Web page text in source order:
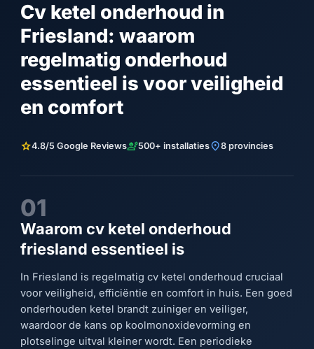
Cv ketel onderhoud in
Friesland: waarom
regelmatig onderhoud
essentieel is voor veiligheid
en comfort
star4.8/5 Google Reviewsengineering500+ installatieslocation_on8 provincies
01
Waarom cv ketel onderhoud
friesland essentieel is
In Friesland is regelmatig cv ketel onderhoud cruciaal
voor veiligheid, efficiëntie en comfort in huis. Een goed
onderhouden ketel brandt zuiniger en veiliger,
waardoor de kans op koolmonoxidevorming en
plotselinge uitval kleiner wordt. Een periodieke